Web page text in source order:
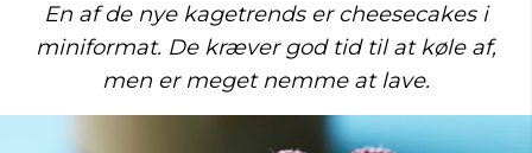
En af de nye kagetrends er cheesecakes i
miniformat. De kræver god tid til at køle af,
men er meget nemme at lave.